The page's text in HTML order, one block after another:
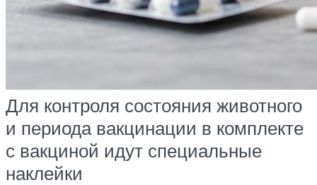
Для контроля состояния животного
и периода вакцинации в комплекте
с вакциной идут специальные
наклейки